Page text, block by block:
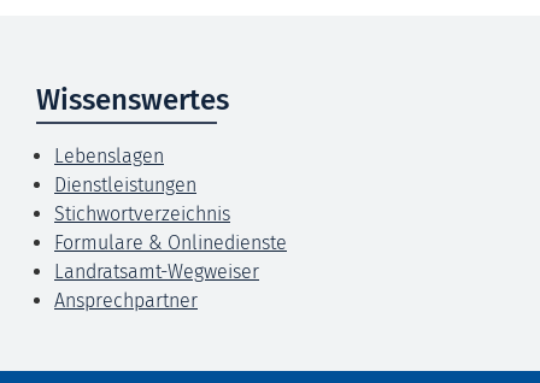
Wissenswertes
Lebenslagen
Dienstleistungen
Stichwortverzeichnis
Formulare & Onlinedienste
Landratsamt-Wegweiser
Ansprechpartner